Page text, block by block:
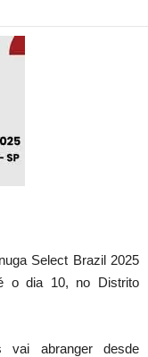
Select Brazil 2025
o dia 10, no Distrito
vai abranger desde